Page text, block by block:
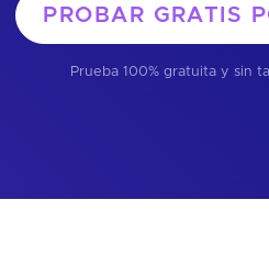
PROBAR GRATIS
Prueba 100% gratuita y sin